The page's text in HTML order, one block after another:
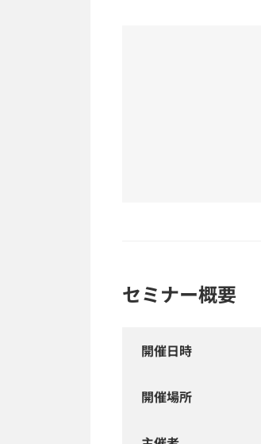
セミナー概要
開催日時
開催場所